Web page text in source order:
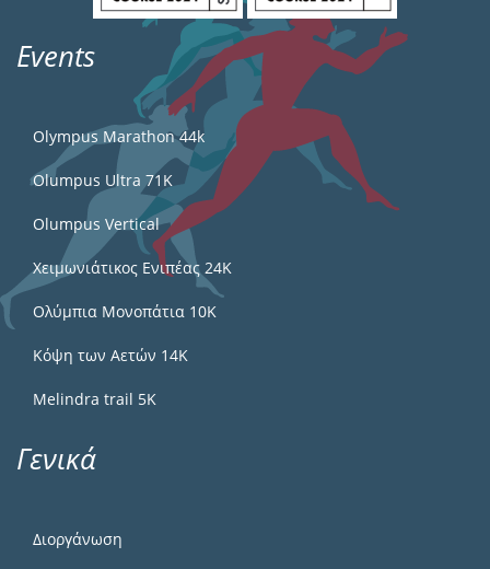
Events
Olympus Marathon 44k
Olumpus Ultra 71K
Olumpus Vertical
Χειμωνιάτικος Ενιπέας 24Κ
Ολύμπια Μονοπάτια 10Κ
Κόψη των Αετών 14Κ
Melindra trail 5Κ
Γενικά
Διοργάνωση